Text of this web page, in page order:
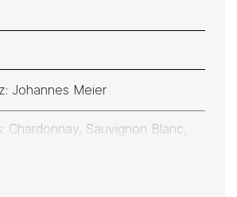
Johannes Meier
Chardonnay, Sauvignon Blanc,